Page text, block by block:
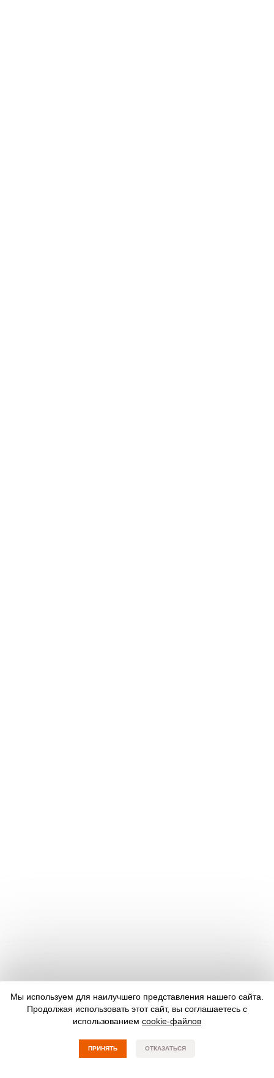
Мы используем для наилучшего представления нашего сайта.
Продолжая использовать этот сайт, вы соглашаетесь с
использованием cookie-файлов
ПРИНЯТЬ ОТКАЗАТЬСЯ